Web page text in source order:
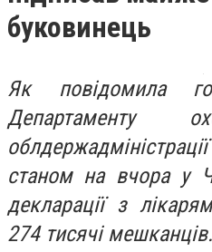
буковинець
Як повідомила
Департаменту
станом на вчора у
декларації з
274 тисячі мешканців.